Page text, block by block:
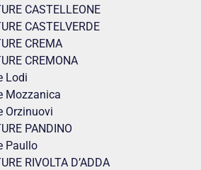
CASTELLEONE
CASTELVERDE
CREMA
CREMONA
Lodi
Mozzanica
Orzinuovi
PANDINO
Paullo
RIVOLTA D’ADDA